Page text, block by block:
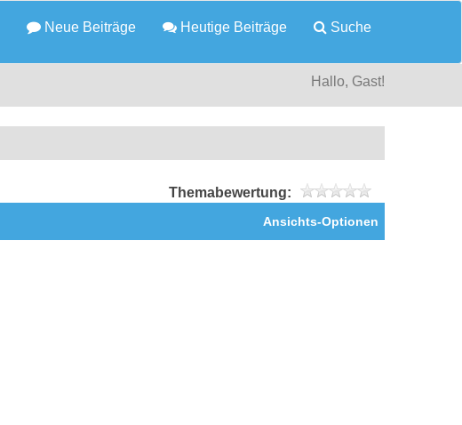
Neue Beiträge Heutige Beiträge Suche
Hallo, Gast!
Themabewertung:
Ansichts-Optionen